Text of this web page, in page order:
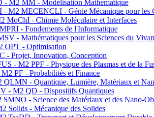
M2 MM - Modélisation Mathématique
M2 MECENCLI - Génie Mécanique pour les
MoChI - Chimie Moléculaire et Interfaces
- Fondements de l'Informatique
- Mathématiques pour les Sciences du
OPT - Optimisation
- Projet, Innovation, Conception
- M2 PPF - Physique des Plasmas et de la
PF - Probabilités et Finance
- Quantique, Lumière, Matériaux et
- M2 QD - Dispositifs Quantiques
- Science des Matériaux et des Nano-
Solids - Mécanique des Solides